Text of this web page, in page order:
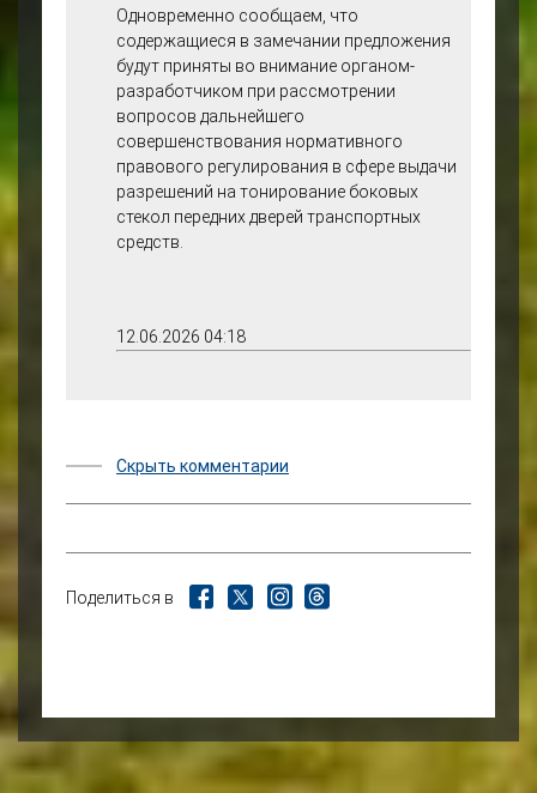
Одновременно сообщаем, что
содержащиеся в замечании предложения
будут приняты во внимание органом-
разработчиком при рассмотрении
вопросов дальнейшего
совершенствования нормативного
правового регулирования в сфере выдачи
разрешений на тонирование боковых
стекол передних дверей транспортных
средств.
12.06.2026 04:18
Скрыть комментарии
Поделиться в